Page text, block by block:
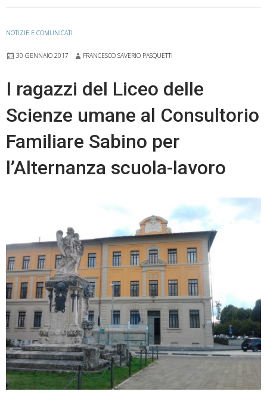
NOTIZIE E COMUNICATI
30 GENNAIO 2017 FRANCESCO SAVERIO PASQUETTI
I ragazzi del Liceo delle
Scienze umane al Consultorio
Familiare Sabino per
l’Alternanza scuola-lavoro